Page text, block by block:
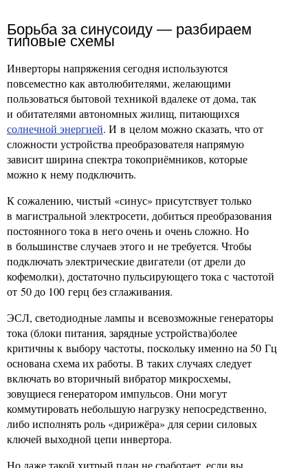
Борьба за синусоиду — разбираем
типовые схемы
Инверторы напряжения сегодня используются
повсеместно как автолюбителями, желающими
пользоваться бытовой техникой вдалеке от дома, так
и обитателями автономных жилищ, питающихся
солнечной энергией. И в целом можно сказать, что от
сложности устройства преобразователя напрямую
зависит ширина спектра токоприёмников, которые
можно к нему подключить.
К сожалению, чистый «синус» присутствует только
в магистральной электросети, добиться преобразования
постоянного тока в него очень и очень сложно. Но
в большинстве случаев этого и не требуется. Чтобы
подключать электрические двигатели (от дрели до
кофемолки), достаточно пульсирующего тока с частотой
от 50 до 100 герц без сглаживания.
ЭСЛ, светодиодные лампы и всевозможные генераторы
тока (блоки питания, зарядные устройства)более
критичны к выбору частоты, поскольку именно на 50 Гц
основана схема их работы. В таких случаях следует
включать во вторичный вибратор микросхемы,
зовущиеся генератором импульсов. Они могут
коммутировать небольшую нагрузку непосредственно,
либо исполнять роль «дирижёра» для серии силовых
ключей выходной цепи инвертора.
Но даже такой хитрый план не сработает, если вы